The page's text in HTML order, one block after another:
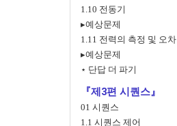
1.10 전동기
▸예상문제
1.11 전력의 측정 및 오차
▸예상문제
⋆ 단답 더 파기
『제3편 시퀀스』
01 시퀀스
1.1 시퀀스 제어